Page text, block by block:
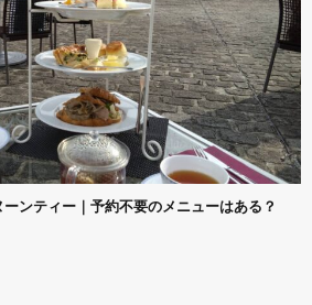
ンティー｜予約不要のメニューはある？